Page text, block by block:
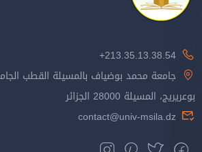
213.35.13.38.54+
جامعة محمد بوضياف بالمسيلة القطب
بوعريريج، المسيلة 28000 الجزائر
contact@univ-msila.dz